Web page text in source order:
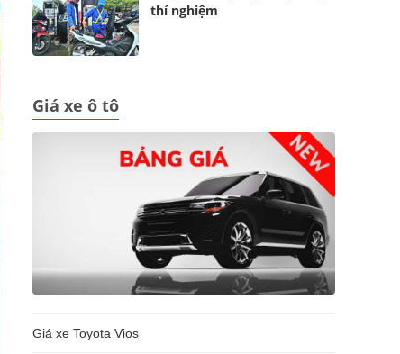
thí nghiệm
Giá xe ô tô
Giá xe Toyota Vios